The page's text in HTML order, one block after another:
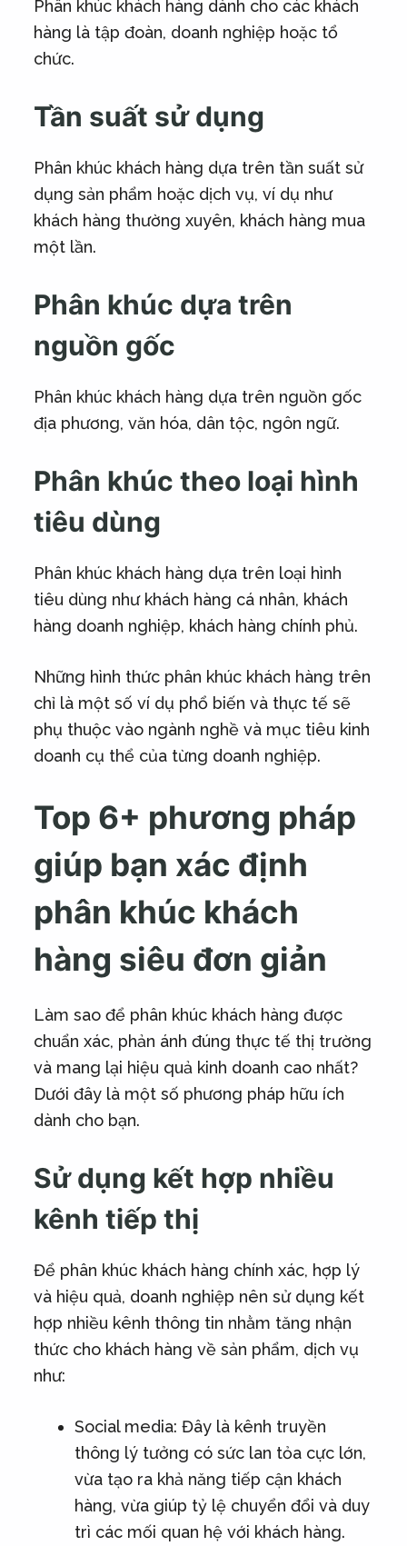
Phân khúc khách hàng dành cho các khách
hàng là tập đoàn, doanh nghiệp hoặc tổ
chức.
Tần suất sử dụng
Phân khúc khách hàng dựa trên tần suất sử
dụng sản phẩm hoặc dịch vụ, ví dụ như
khách hàng thường xuyên, khách hàng mua
một lần.
Phân khúc dựa trên
nguồn gốc
Phân khúc khách hàng dựa trên nguồn gốc
địa phương, văn hóa, dân tộc, ngôn ngữ.
Phân khúc theo loại hình
tiêu dùng
Phân khúc khách hàng dựa trên loại hình
tiêu dùng như khách hàng cá nhân, khách
hàng doanh nghiệp, khách hàng chính phủ.
Những hình thức phân khúc khách hàng trên
chỉ là một số ví dụ phổ biến và thực tế sẽ
phụ thuộc vào ngành nghề và mục tiêu kinh
doanh cụ thể của từng doanh nghiệp.
Top 6+ phương pháp
giúp bạn xác định
phân khúc khách
hàng siêu đơn giản
Làm sao để phân khúc khách hàng được
chuẩn xác, phản ánh đúng thực tế thị trường
và mang lại hiệu quả kinh doanh cao nhất?
Dưới đây là một số phương pháp hữu ích
dành cho bạn.
Sử dụng kết hợp nhiều
kênh tiếp thị
Để phân khúc khách hàng chính xác, hợp lý
và hiệu quả, doanh nghiệp nên sử dụng kết
hợp nhiều kênh thông tin nhằm tăng nhận
thức cho khách hàng về sản phẩm, dịch vụ
như:
Social media: Đây là kênh truyền
thông lý tưởng có sức lan tỏa cực lớn,
vừa tạo ra khả năng tiếp cận khách
hàng, vừa giúp tỷ lệ chuyển đổi và duy
trì các mối quan hệ với khách hàng.